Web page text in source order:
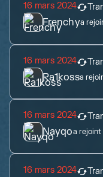
16 mars 2024
Frenchya
16 mars 2024
Ra1kossa
16 mars 2024
Nayqoa rejoint
16 mars 2024